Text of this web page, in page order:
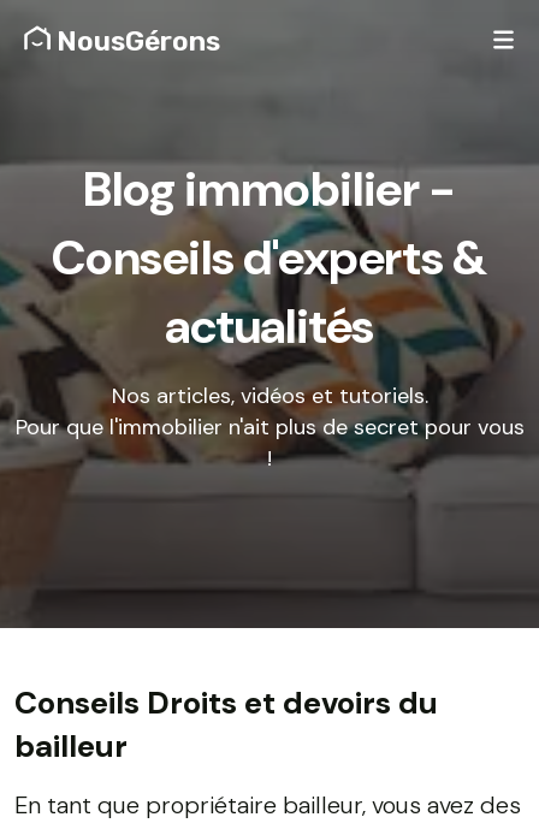
NousGérons
Blog immobilier -
Conseils d'experts &
actualités
Nos articles, vidéos et tutoriels.
Pour que l'immobilier n'ait plus de secret pour vous
!
Conseils Droits et devoirs du
bailleur
En tant que propriétaire bailleur, vous avez des